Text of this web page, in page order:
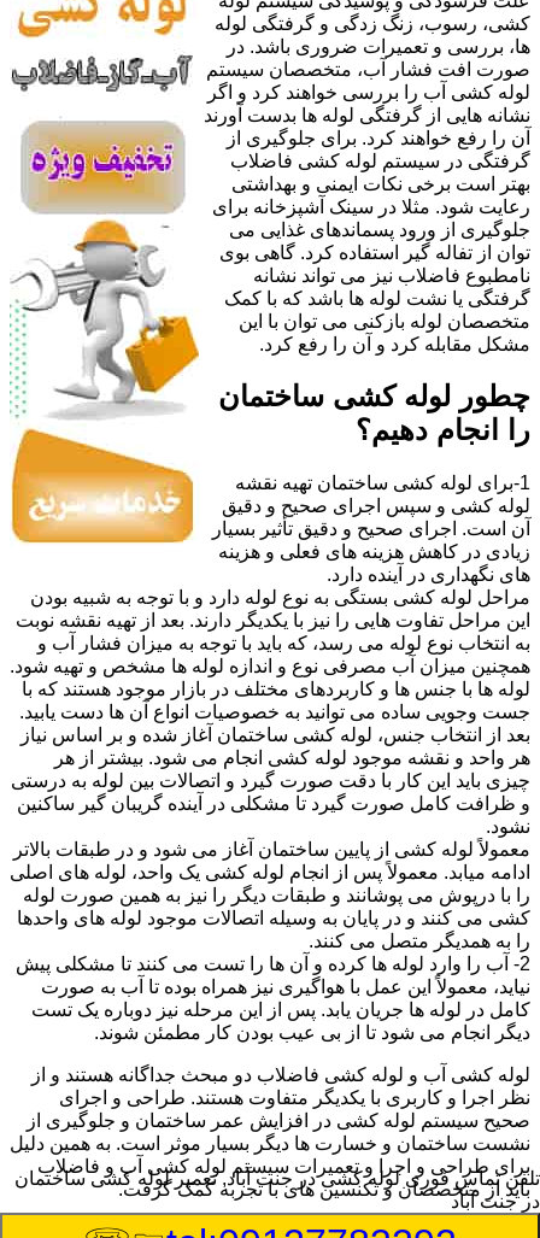
کشی، رسوب، زنگ زدگی و گرفتگی لوله
ها، بررسی و تعمیرات ضروری باشد. در
صورت افت فشار آب، متخصصان سیستم
لوله کشی آب را بررسی خواهند کرد و اگر
نشانه هایی از گرفتگی لوله ها بدست آورند
آن را رفع خواهند کرد. برای جلوگیری از
گرفتگی در سیستم لوله کشی فاضلاب
بهتر است برخی نکات ایمنی و بهداشتی
رعایت شود. مثلا در سینک آشپزخانه برای
جلوگیری از ورود پسماندهای غذایی می
توان از تفاله گیر استفاده کرد. گاهی بوی
نامطبوع فاضلاب نیز می تواند نشانه
گرفتگی یا نشت لوله ها باشد که با کمک
متخصصان لوله بازکنی می توان با این
مشکل مقابله کرد و آن را رفع کرد.
چطور لوله کشی ساختمان
را انجام دهیم؟
1-برای لوله کشی ساختمان تهیه نقشه
لوله کشی و سپس اجرای صحیح و دقیق
آن است. اجرای صحیح و دقیق تأثیر بسیار
زیادی در کاهش هزینه های فعلی و هزینه
های نگهداری در آینده دارد.
مراحل لوله کشی بستگی به نوع لوله دارد و با توجه به شبیه بودن
این مراحل تفاوت هایی را نیز با یکدیگر دارند. بعد از تهیه نقشه نوبت
به انتخاب نوع لوله می رسد، که باید با توجه به میزان فشار آب و
همچنین میزان آب مصرفی نوع و اندازه لوله ها مشخص و تهیه شود.
لوله ها با جنس ها و کاربردهای مختلف در بازار موجود هستند که با
جست وجویی ساده می توانید به خصوصیات انواع آن ها دست یابید.
بعد از انتخاب جنس، لوله کشی ساختمان آغاز شده و بر اساس نیاز
هر واحد و نقشه موجود لوله کشی انجام می شود. بیشتر از هر
چیزی باید این کار با دقت صورت گیرد و اتصالات بین لوله به درستی
و ظرافت کامل صورت گیرد تا مشکلی در آینده گریبان گیر ساکنین
نشود.
معمولاً لوله کشی از پایین ساختمان آغاز می شود و در طبقات بالاتر
ادامه میابد. معمولاً پس از انجام لوله کشی یک واحد، لوله های اصلی
را با درپوش می پوشانند و طبقات دیگر را نیز به همین صورت لوله
کشی می کنند و در پایان به وسیله اتصالات موجود لوله های واحدها
را به همدیگر متصل می کنند.
2- آب را وارد لوله ها کرده و آن ها را تست می کنند تا مشکلی پیش
نیاید، معمولاً این عمل با هواگیری نیز همراه بوده تا آب به صورت
کامل در لوله ها جریان یابد. پس از این مرحله نیز دوباره یک تست
دیگر انجام می شود تا از بی عیب بودن کار مطمئن شوند.
لوله کشی آب و لوله کشی فاضلاب دو مبحث جداگانه هستند و از
نظر اجرا و کاربری با یکدیگر متفاوت هستند. طراحی و اجرای
صحیح سیستم لوله کشی در افزایش عمر ساختمان و جلوگیری از
نشست ساختمان و خسارت ها دیگر بسیار موثر است. به همین دلیل
برای طراحی و اجرا و تعمیرات سیستم لوله کشی آب و فاضلاب
باید از متخصصان و تکنسین های با تجربه کمک گرفت.
تلفن تماس فوریلوله کشی در جنت آباد, تعمیر لوله کشی ساختمان
در جنت آباد